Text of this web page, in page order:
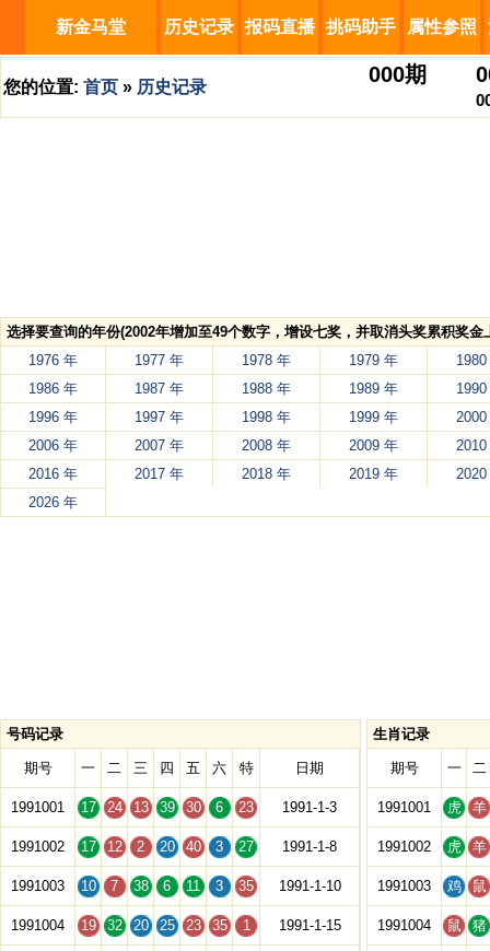
新金马堂 历史记录 报码直播 挑码助手 属性参照
您的位置: 首页 » 历史记录
000期
选择要查询的年份(2002年增加至49个数字，增设七奖，并取消头奖累积奖
1976 年
1977 年 1978 年 1979 年
1986 年
1987 年 1988 年 1989 年
1996 年
1997 年 1998 年 1999 年
2000
2006 年
2007 年 2008 年 2009 年
2010
2016 年
2017 年 2018 年 2019 年
2020
2026 年
号码记录
期号 一 二 三 四 五 六 特 日期
1991001 17 24 13 39 30 6 23 1991-1-3
1991002 17 12 2 20 40 3 27 1991-1-8
1991003 10 7 38 6 11 3 35 1991-1-10
1991004 19 32 20 25 23 35 1 1991-1-15
生肖记录
期号 一 二
1991001 虎 羊
1991002 虎 羊
1991003 鸡 鼠
1991004 鼠 猪